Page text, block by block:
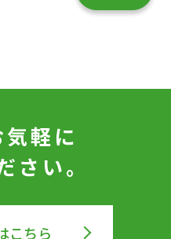
軽に
さい。
こちら